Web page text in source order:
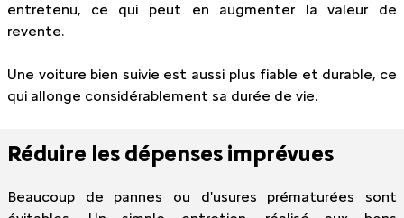
entretenu, ce qui peut en augmenter la valeur de
revente.
Une voiture bien suivie est aussi plus fiable et durable, ce
qui allonge considérablement sa durée de vie.
Réduire les dépenses imprévues
Beaucoup de pannes ou d'usures prématurées sont